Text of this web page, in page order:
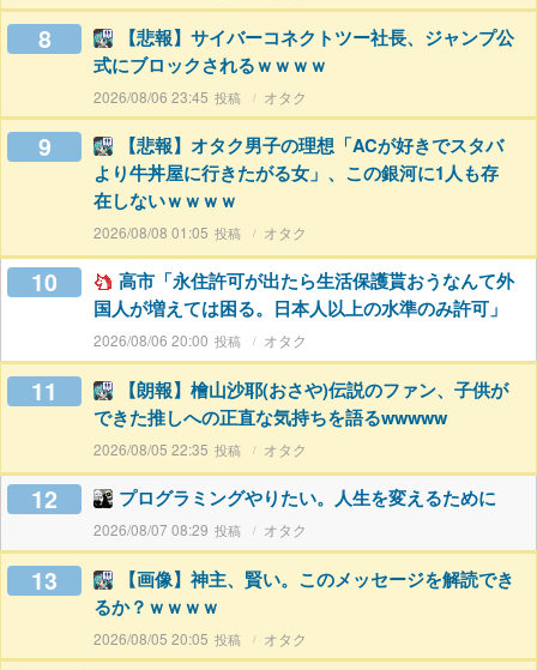
8
【悲報】サイバーコネクトツー社長、ジャンプ公
式にブロックされるｗｗｗｗ
2026/08/06 23:45 オタク
9
【悲報】オタク男子の理想「ACが好きでスタバ
より牛丼屋に行きたがる女」、この銀河に1人も存
在しないｗｗｗｗ
2026/08/08 01:05 オタク
10
高市「永住許可が出たら生活保護貰おうなんて外
国人が増えては困る。日本人以上の水準のみ許可」
2026/08/06 20:00 オタク
11
【朗報】檜山沙耶(おさや)伝説のファン、子供が
できた推しへの正直な気持ちを語るwwwww
2026/08/05 22:35 オタク
12 プログラミングやりたい。人生を変えるために
2026/08/07 08:29 オタク
13
【画像】神主、賢い。このメッセージを解読でき
るか？ｗｗｗｗ
2026/08/05 20:05 オタク